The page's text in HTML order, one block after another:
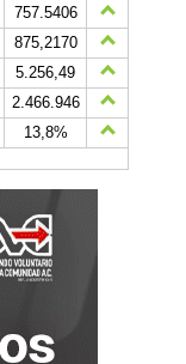
757.5406
875,2170
5.256,49
2.466.946
13,8%